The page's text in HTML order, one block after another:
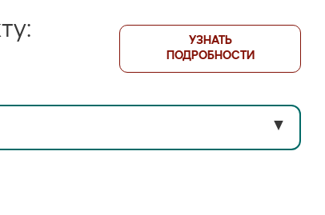
УЗНАТЬ
ПОДРОБНОСТИ
▼